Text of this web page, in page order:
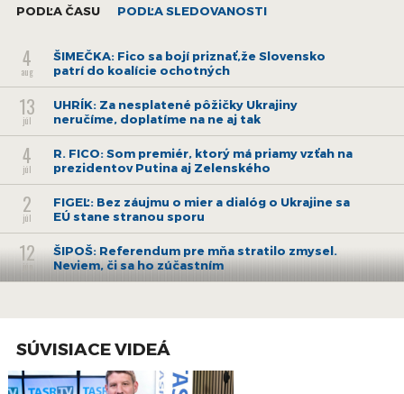
Venhart.
Viac čítajtetu.
PODĽA ČASU PODĽA SLEDOVANOSTI
4
aug
ŠIMEČKA: Fico sa bojí priznať,že Slovensko
patrí do koalície ochotných
13
júl
UHRÍK: Za nesplatené pôžičky Ukrajiny
neručíme, doplatíme na ne aj tak
4
júl
R. FICO: Som premiér, ktorý má priamy vzťah na
prezidentov Putina aj Zelenského
2
júl
FIGEĽ: Bez záujmu o mier a dialóg o Ukrajine sa
EÚ stane stranou sporu
12
jún
ŠIPOŠ: Referendum pre mňa stratilo zmysel.
Neviem, či sa ho zúčastním
21
KISS: Elektronická fakturácia bude
SÚVISIACE VIDEÁ